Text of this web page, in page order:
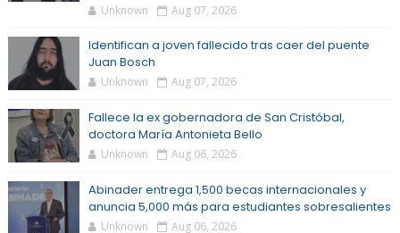
Unknown Aug 07, 2026
Identifican a joven fallecido tras caer del puente
Juan Bosch
Unknown Aug 07, 2026
Fallece la ex gobernadora de San Cristóbal,
doctora María Antonieta Bello
Unknown Aug 06, 2026
Abinader entrega 1,500 becas internacionales y
anuncia 5,000 más para estudiantes sobresalientes
Unknown Aug 06, 2026